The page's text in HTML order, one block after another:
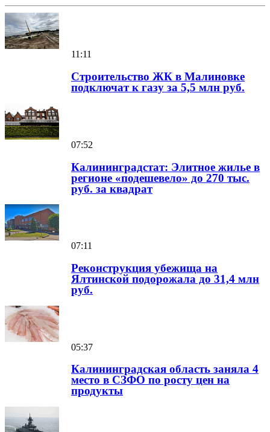
11:11
Строительство ЖК в Малиновке
подключат к газу за 5,5 млн руб.
07:52
Калининградстат: Элитное жилье в
регионе «подешевело» до 270 тыс.
руб. за квадрат
07:11
Реконструкция убежища на
Ялтинской подорожала до 31,4 млн
руб.
05:37
Калининградская область заняла 4
место в СЗФО по росту цен на
продукты